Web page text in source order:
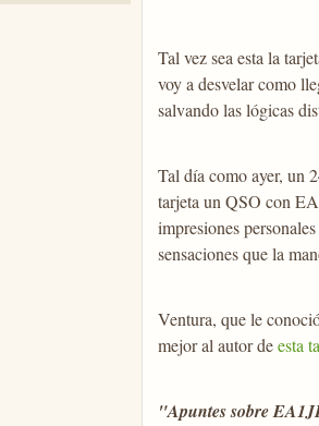
Tal vez sea esta la
voy a desvelar como
salvando las lógicas
Tal día como ayer, un
tarjeta un QSO con
impresiones
sensaciones que la
Ventura, que le
mejor al autor deesta
"Apuntes sobre